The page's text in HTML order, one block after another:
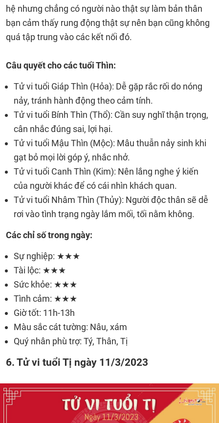
hệ nhưng chẳng có người nào thật sự làm bản thân
bạn cảm thấy rung động thật sự nên bạn cũng không
quá tập trung vào các kết nối đó.
Câu quyết cho các tuổi Thìn:
Tử vi tuổi Giáp Thìn (Hỏa): Dễ gặp rắc rối do nóng
nảy, tránh hành động theo cảm tính.
Tử vi tuổi Bính Thìn (Thổ): Cần suy nghĩ thận trọng,
cân nhắc đúng sai, lợi hại.
Tử vi tuổi Mậu Thìn (Mộc): Mâu thuẫn nảy sinh khi
gạt bỏ mọi lời góp ý, nhắc nhở.
Tử vi tuổi Canh Thìn (Kim): Nên lắng nghe ý kiến
của người khác để có cái nhìn khách quan.
Tử vi tuổi Nhâm Thìn (Thủy): Người độc thân sẽ dễ
rơi vào tình trạng ngày lắm mối, tối nằm không.
Các chỉ số trong ngày:
Sự nghiệp: ★★★
Tài lộc: ★★★
Sức khỏe: ★★★
Tình cảm: ★★★
Giờ tốt: 11h-13h
Màu sắc cát tường: Nâu, xám
Quý nhân phù trợ: Tý, Thân, Tị
6. Tử vi tuổi Tị ngày 11/3/2023